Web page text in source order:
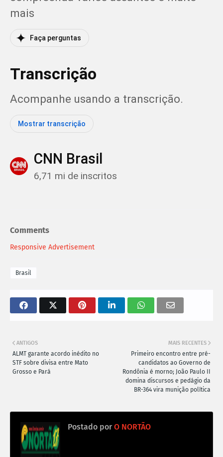
mais
Faça perguntas
Transcrição
Acompanhe usando a transcrição.
Mostrar transcrição
CNN Brasil
6,71 mi de inscritos
Comments
Responsive Advertisement
Brasil
MAIS RECENTES
Primeiro encontro entre pré-
candidatos ao Governo de
Rondônia é morno; João Paulo II
domina discursos e pedágio da
BR-364 vira munição política
ANTIGOS
ALMT garante acordo inédito no
STF sobre divisa entre Mato
Grosso e Pará
Postado por O NORTÃO